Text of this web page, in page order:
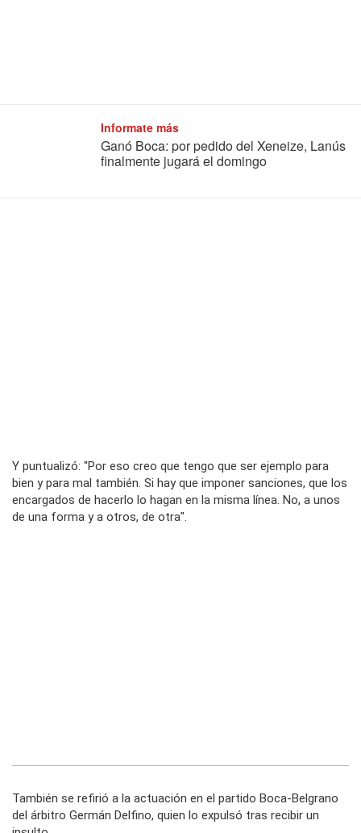
Informate más
Ganó Boca: por pedido del Xeneize, Lanús
finalmente jugará el domingo
Y puntualizó: "Por eso creo que tengo que ser ejemplo para
bien y para mal también. Si hay que imponer sanciones, que los
encargados de hacerlo lo hagan en la misma línea. No, a unos
de una forma y a otros, de otra".
También se refirió a la actuación en el partido Boca-Belgrano
del árbitro Germán Delfino, quien lo expulsó tras recibir un